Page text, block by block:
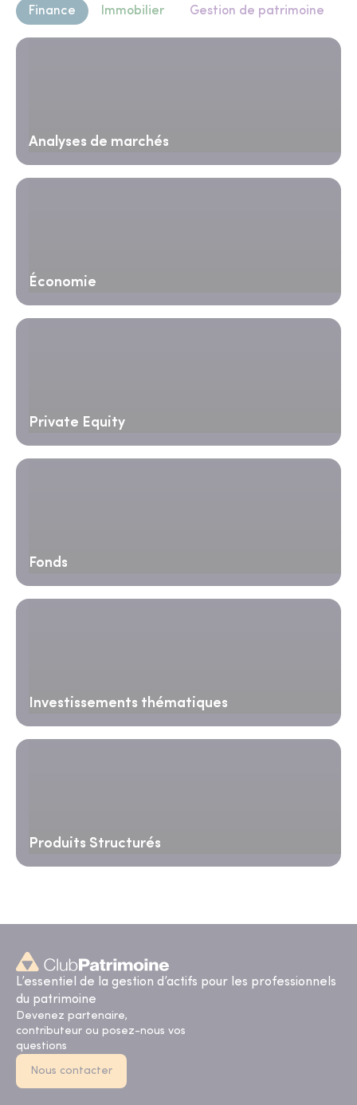
Finance Immobilier Gestion de patrimoine
Analyses de marchés
Économie
Private Equity
Fonds
Investissements thématiques
Produits Structurés
L’essentiel de la gestion d’actifs pour les professionnels
du patrimoine
Devenez partenaire,
contributeur ou posez-nous vos
questions
Nous contacter